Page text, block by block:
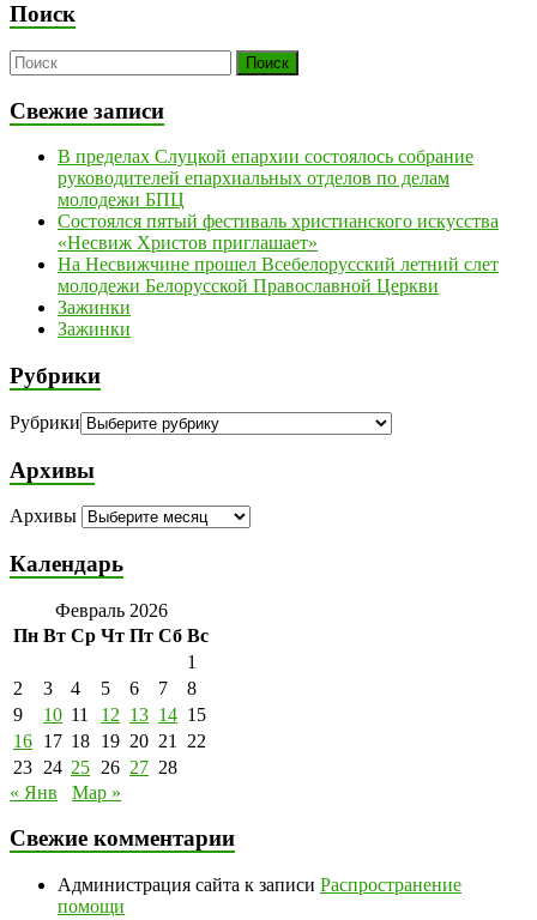
Поиск
Свежие записи
В пределах Слуцкой епархии состоялось собрание
руководителей епархиальных отделов по делам
молодежи БПЦ
Состоялся пятый фестиваль христианского искусства
«Несвиж Христов приглашает»
На Несвижчине прошел Всебелорусский летний слет
молодежи Белорусской Православной Церкви
Зажинки
Зажинки
Рубрики
Рубрики
Архивы
Архивы
Календарь
Февраль 2026
Пн Вт Ср Чт Пт Сб Вс
1
2
3 4 5 6 7
8
9
10 11 12 13 14 15
16 17 18 19 20 21
22
23 24 25 26 27 28
« Янв
Мар »
Свежие комментарии
Администрация сайта к записи Распространение
помощи